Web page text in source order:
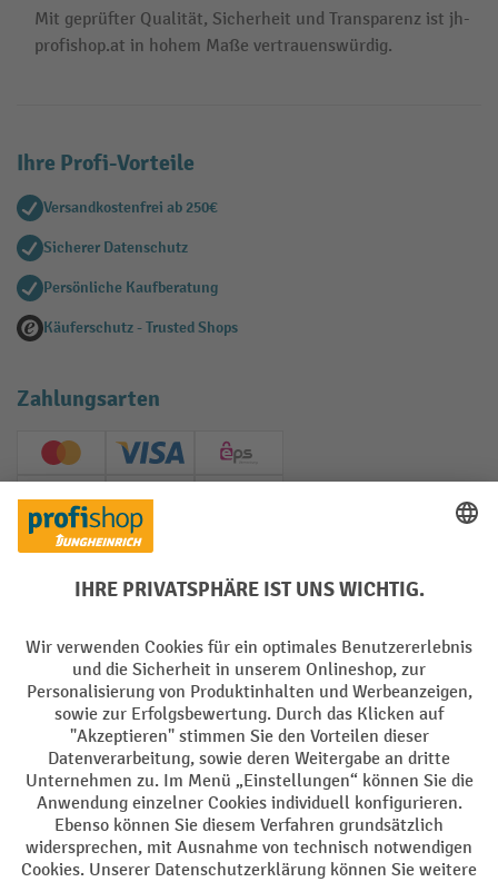
Mit geprüfter Qualität, Sicherheit und Transparenz ist jh-
profishop.at in hohem Maße vertrauenswürdig.
Ihre Profi-Vorteile
Versandkostenfrei ab 250€
Sicherer Datenschutz
Persönliche Kaufberatung
Käuferschutz - Trusted Shops
Zahlungsarten
Creditcard (Master)Creditcard (Visa)
EPS
PayPal
Soziale Netzwerke
Impressum Datenschutz
Barrierefreiheit Privacy Settings
Alle Preise exkl. gesetzl. Mehrwertsteuer zzgl.Versandkostenund ggf.
Nachnahmegebühren, wenn nicht anders angegeben.